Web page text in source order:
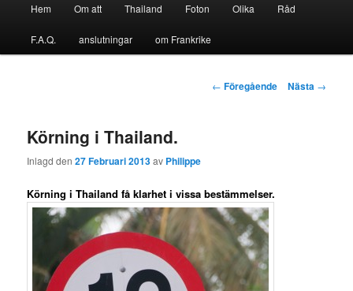
Hoppa
till
Hoppa
till
Hem Om att Thailand Foton Olika Råd
F.A.Q. anslutningar om Frankrike
Inlägg
← Föregående Nästa →
Körning i Thailand.
Inlagd den27 Februari 2013av Philippe
Körning i Thailand få klarhet i vissa bestämmelser.